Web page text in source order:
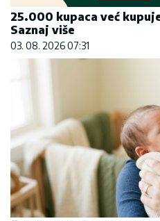
25.000 kupaca već
Saznaj više
03. 08. 2026 07:31